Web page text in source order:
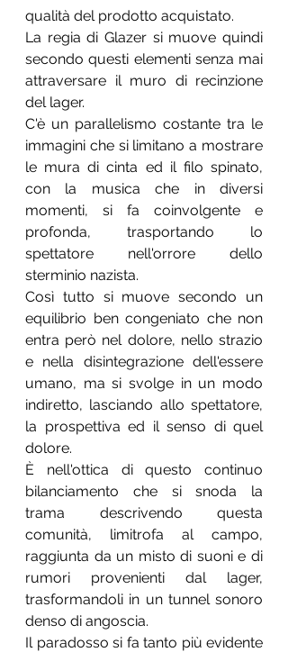
qualità del prodotto acquistato.
La regia di Glazer si muove quindi
secondo questi elementi senza mai
attraversare il muro di recinzione
del lager.
C'è un parallelismo costante tra le
immagini che si limitano a mostrare
le mura di cinta ed il filo spinato,
con la musica che in diversi
momenti, si fa coinvolgente e
profonda, trasportando lo
spettatore nell'orrore dello
sterminio nazista.
Così tutto si muove secondo un
equilibrio ben congeniato che non
entra però nel dolore, nello strazio
e nella disintegrazione dell'essere
umano, ma si svolge in un modo
indiretto, lasciando allo spettatore,
la prospettiva ed il senso di quel
dolore.
È nell'ottica di questo continuo
bilanciamento che si snoda la
trama descrivendo questa
comunità, limitrofa al campo,
raggiunta da un misto di suoni e di
rumori provenienti dal lager,
trasformandoli in un tunnel sonoro
denso di angoscia.
Il paradosso si fa tanto più evidente